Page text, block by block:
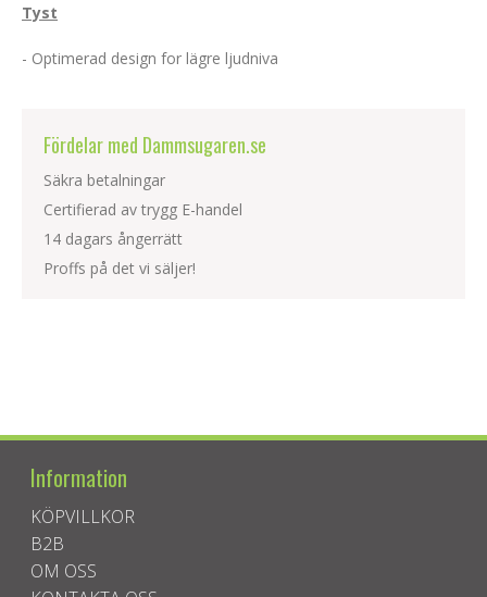
Tyst
- Optimerad design for lägre ljudniva
Fördelar med Dammsugaren.se
Säkra betalningar
Certifierad av trygg E-handel
14 dagars ångerrätt
Proffs på det vi säljer!
Information
KÖPVILLKOR
B2B
OM OSS